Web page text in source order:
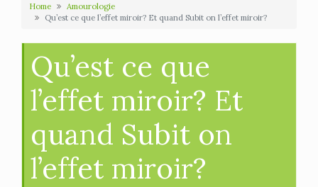
Home
Amourologie
Qu’est ce que l’effet miroir? Et quand Subit on l’effet miroir?
Qu’est ce que
l’effet miroir? Et
quand Subit on
l’effet miroir?